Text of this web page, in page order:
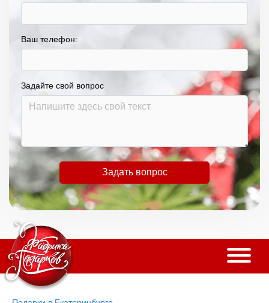
Ваш телефон:
Задайте свой вопрос
Задать вопрос